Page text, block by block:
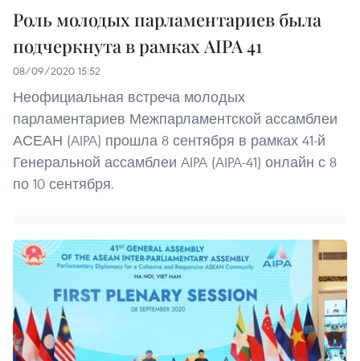
Роль молодых парламентариев была
подчеркнута в рамках AIPA 41
08/09/2020 15:52
Неофициальная встреча молодых
парламентариев Межпарламентской ассамблеи
АСЕАН (AIPA) прошла 8 сентября в рамках 41-й
Генеральной ассамблеи AIPA (AIPA-41) онлайн с 8
по 10 сентября.